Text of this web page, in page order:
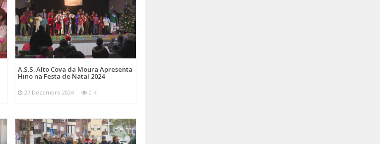
A.S.S. Alto Cova da Moura Apresenta
Hino na Festa de Natal 2024
27 Dezembro 2024 0 K